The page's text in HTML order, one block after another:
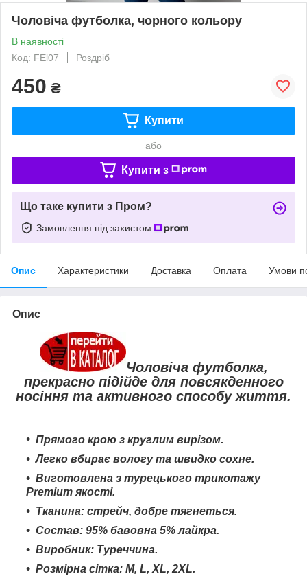
Чоловіча футболка, чорного кольору
В наявності
Код: FЕl07
Роздріб
450 ₴
Купити
або
Купити з
Що таке купити з Пром?
Замовлення під захистом
Опис Характеристики Доставка Оплата Умови
Опис
Чоловіча футболка,
прекрасно підійде для повсякденного
носіння та активного способу життя.
Прямого крою з круглим вирізом.
Легко вбирає вологу та швидко сохне.
Виготовлена з турецького трикотажу
Premium якості.
Тканина: стрейч, добре тягнеться.
Состав: 95% бавовна 5% лайкра.
Виробник: Туреччина.
Розмірна сітка: M, L,XL,2XL.